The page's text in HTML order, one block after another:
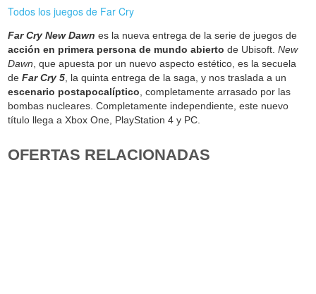
Todos los juegos de Far Cry
Far Cry New Dawn es la nueva entrega de la serie de juegos de
acción en primera persona de mundo abierto de Ubisoft.New
Dawn, que apuesta por un nuevo aspecto estético, es la secuela
deFar Cry 5, la quinta entrega de la saga, y nos traslada a un
escenario postapocalíptico, completamente arrasado por las
bombas nucleares. Completamente independiente, este nuevo
título llega a Xbox One, PlayStation 4 y PC.
OFERTAS RELACIONADAS